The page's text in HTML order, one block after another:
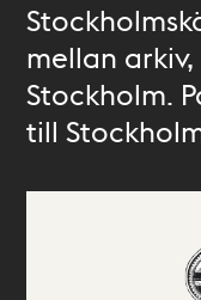
mellan
Stockholm.
till